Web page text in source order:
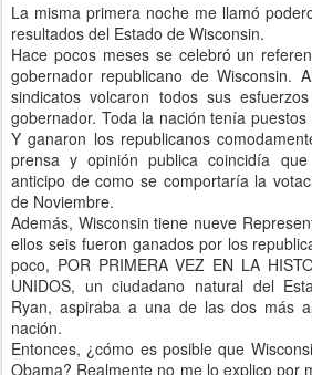
La misma primera noche me llamó
resultados del Estado de Wisconsin.
Hace pocos meses se celebró un
gobernador republicano de Wisconsin.
sindicatos volcaron todos sus
gobernador. Toda la nación tenía
Y ganaron los republicanos
prensa y opinión publica coincidía
anticipo de como se comportaría la
de Noviembre.
Además, Wisconsin tiene nueve
ellos seis fueron ganados por los
poco, POR PRIMERA VEZ EN LA
UNIDOS, un ciudadano natural del
Ryan, aspiraba a una de las dos más
nación.
Entonces, ¿cómo es posible que
Obama? Realmente no me lo explico por